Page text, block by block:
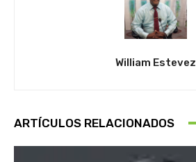
William Estevez
ARTÍCULOS RELACIONADOS